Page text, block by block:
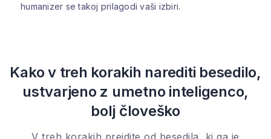
humanizer se takoj prilagodi vaši izbiri.
Kako v treh korakih narediti besedilo,
ustvarjeno z umetno inteligenco,
bolj človeško
V treh korakih preidite od besedila, ki ga je